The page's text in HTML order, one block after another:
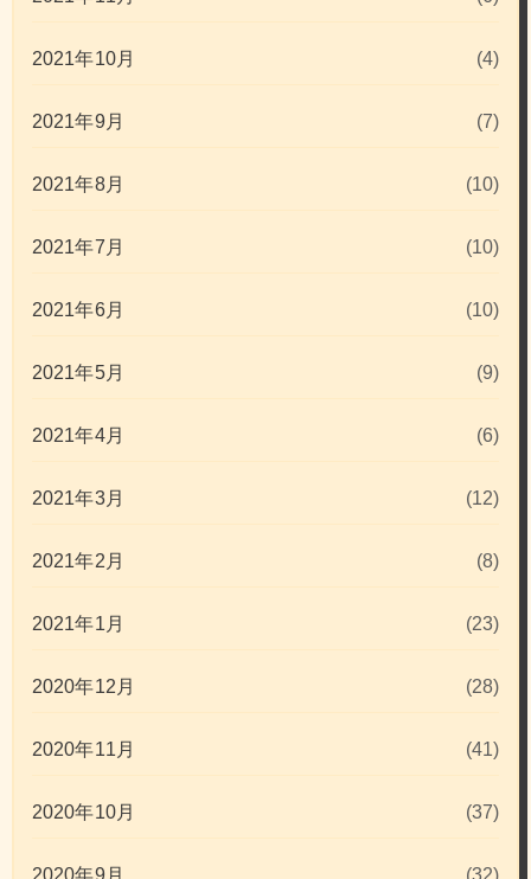
2021年10月 (4)
2021年9月 (7)
2021年8月 (10)
2021年7月 (10)
2021年6月 (10)
2021年5月 (9)
2021年4月 (6)
2021年3月 (12)
2021年2月 (8)
2021年1月 (23)
2020年12月 (28)
2020年11月 (41)
2020年10月 (37)
2020年9月 (32)